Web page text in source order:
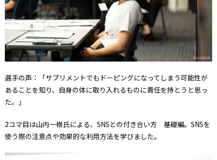
選手の声：「サプリメントでもドーピングになってしまう可能性が
あることを知り、自身の体に取り入れるものに責任を持とうと思っ
た。」
2コマ目は山内一樹氏による、SNSとの付き合い方 基礎編。SNSを
使う際の注意点や効果的な利用方法を学びました。